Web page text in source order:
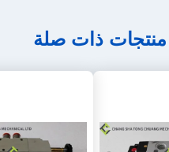
منتجات ذات صلة